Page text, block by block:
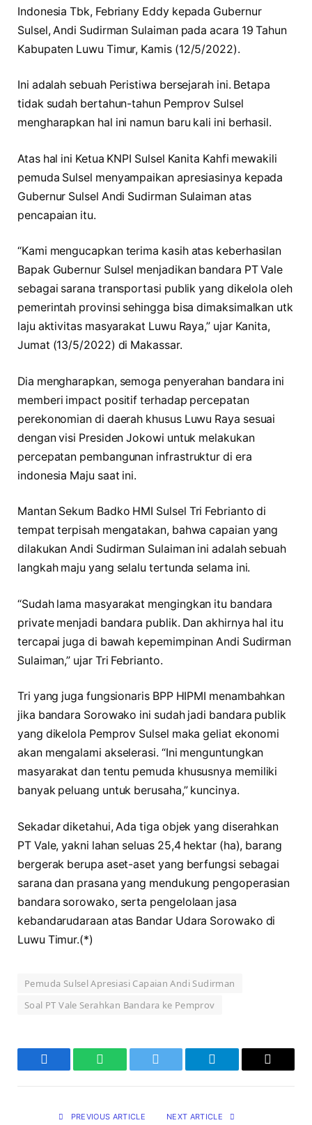
Indonesia Tbk, Febriany Eddy kepada Gubernur
Sulsel, Andi Sudirman Sulaiman pada acara 19 Tahun
Kabupaten Luwu Timur, Kamis (12/5/2022).
Ini adalah sebuah Peristiwa bersejarah ini. Betapa
tidak sudah bertahun-tahun Pemprov Sulsel
mengharapkan hal ini namun baru kali ini berhasil.
Atas hal ini Ketua KNPI Sulsel Kanita Kahfi mewakili
pemuda Sulsel menyampaikan apresiasinya kepada
Gubernur Sulsel Andi Sudirman Sulaiman atas
pencapaian itu.
“Kami mengucapkan terima kasih atas keberhasilan
Bapak Gubernur Sulsel menjadikan bandara PT Vale
sebagai sarana transportasi publik yang dikelola oleh
pemerintah provinsi sehingga bisa dimaksimalkan utk
laju aktivitas masyarakat Luwu Raya,” ujar Kanita,
Jumat (13/5/2022) di Makassar.
Dia mengharapkan, semoga penyerahan bandara ini
memberi impact positif terhadap percepatan
perekonomian di daerah khusus Luwu Raya sesuai
dengan visi Presiden Jokowi untuk melakukan
percepatan pembangunan infrastruktur di era
indonesia Maju saat ini.
Mantan Sekum Badko HMI Sulsel Tri Febrianto di
tempat terpisah mengatakan, bahwa capaian yang
dilakukan Andi Sudirman Sulaiman ini adalah sebuah
langkah maju yang selalu tertunda selama ini.
“Sudah lama masyarakat mengingkan itu bandara
private menjadi bandara publik. Dan akhirnya hal itu
tercapai juga di bawah kepemimpinan Andi Sudirman
Sulaiman,” ujar Tri Febrianto.
Tri yang juga fungsionaris BPP HIPMI menambahkan
jika bandara Sorowako ini sudah jadi bandara publik
yang dikelola Pemprov Sulsel maka geliat ekonomi
akan mengalami akselerasi. “Ini menguntungkan
masyarakat dan tentu pemuda khususnya memiliki
banyak peluang untuk berusaha,” kuncinya.
Sekadar diketahui, Ada tiga objek yang diserahkan
PT Vale, yakni lahan seluas 25,4 hektar (ha), barang
bergerak berupa aset-aset yang berfungsi sebagai
sarana dan prasana yang mendukung pengoperasian
bandara sorowako, serta pengelolaan jasa
kebandarudaraan atas Bandar Udara Sorowako di
Luwu Timur.(*)
Pemuda Sulsel Apresiasi Capaian Andi Sudirman
Soal PT Vale Serahkan Bandara ke Pemprov
Facebook WhatsAppTwitter Telegram
Copy
PREVIOUS ARTICLE NEXT ARTICLE